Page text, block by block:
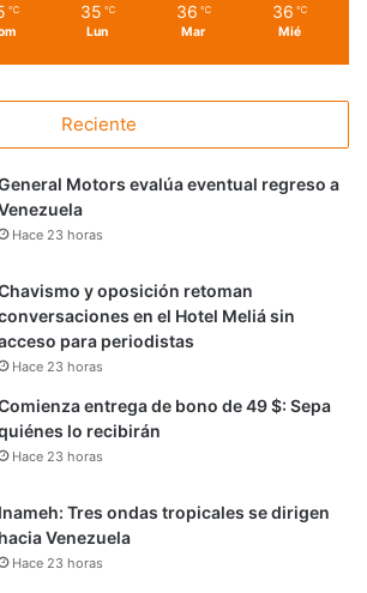
℃ 35 ℃
Lun
36 ℃
Mar
36 ℃
Mié
Reciente
Motors evalúa eventual regreso a
Hace 23 horas
y oposición retoman
en el Hotel Meliá sin
para periodistas
Hace 23 horas
entrega de bono de 49 $: Sepa
lo recibirán
Hace 23 horas
Inameh: Tres ondas tropicales se dirigen
hacia Venezuela
Hace 23 horas